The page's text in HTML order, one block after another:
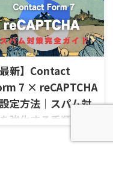
の魅力は「稼ぐ」に
した機能が豊富に揃ってい
とですが、その中でも成
直結するプラグインが
タグ管理マネージ
4」 です。 このプラグイン
えば、広告やリンクのク
線がユーザーに刺さってい
か一目でわかります。 ア
最新】Contact
7 × reCAPTCHA
定方法｜スパム対
強化する手順